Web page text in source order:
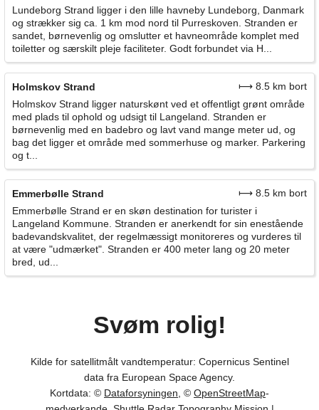
Lundeborg Strand ligger i den lille havneby Lundeborg, Danmark
og strækker sig ca. 1 km mod nord til Purreskoven. Stranden er
sandet, børnevenlig og omslutter et havneområde komplet med
toiletter og særskilt pleje faciliteter. Godt forbundet via H...
Holmskov Strand
⟼ 8.5 km bort
Holmskov Strand ligger naturskønt ved et offentligt grønt område
med plads til ophold og udsigt til Langeland. Stranden er
børnevenlig med en badebro og lavt vand mange meter ud, og
bag det ligger et område med sommerhuse og marker. Parkering
og t...
Emmerbølle Strand
⟼ 8.5 km bort
Emmerbølle Strand er en skøn destination for turister i
Langeland Kommune. Stranden er anerkendt for sin enestående
badevandskvalitet, der regelmæssigt monitoreres og vurderes til
at være "udmærket". Stranden er 400 meter lang og 20 meter
bred, ud...
Svøm rolig!
Kilde for satellitmålt vandtemperatur: Copernicus Sentinel
data fra European Space Agency.
Kortdata: © Dataforsyningen , © OpenStreetMap-